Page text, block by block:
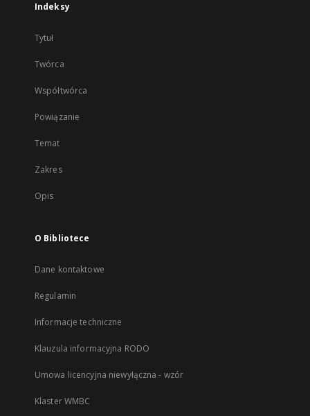
Indeksy
Tytuł
Twórca
Współtwórca
Powiązanie
Temat
Zakres
Opis
O Bibliotece
Dane kontaktowe
Regulamin
Informacje techniczne
Klauzula informacyjna RODO
Umowa licencyjna niewyłączna - wzór
Klaster WMBC